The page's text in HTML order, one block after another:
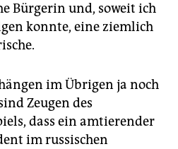
Bürgerin und, soweit ich
konnte, eine ziemlich
im Übrigen ja noch
Zeugen des
dass ein amtierender
im russischen